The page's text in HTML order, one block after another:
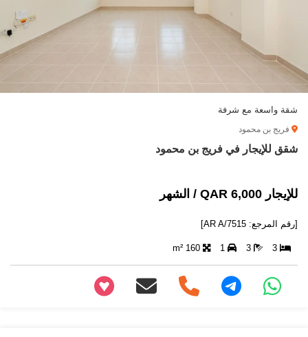
شقة واسعة مع شرفة
فريج بن محمود
شقق للإيجار في فريج بن محمود
للإيجار 6,000 QAR / الشهر
[رقم المرجع: AR A/7515]
3
3
1
160 m²